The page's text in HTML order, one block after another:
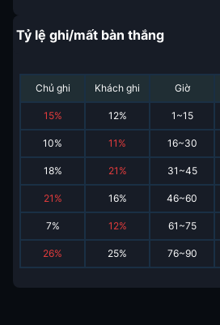
Tỷ lệ ghi/mất bàn thắng
Chủ ghi Khách ghi Giờ
15% 12% 1~15
10% 11 % 16~30
18% 21 % 31~45
21 % 16% 46~60
7% 12% 61~75
26% 25% 76~90